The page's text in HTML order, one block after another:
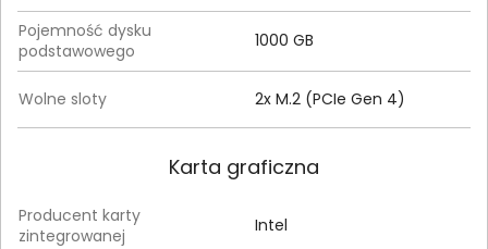
Pojemność dysku
podstawowego
1000 GB
Wolne sloty 2x M.2 (PCIe Gen 4)
Karta graficzna
Producent karty
zintegrowanej
Intel